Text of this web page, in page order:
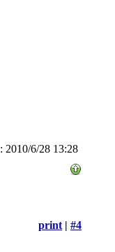
2010/6/28 13:28
print | #4